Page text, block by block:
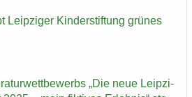
Leip­zi­ger Kin­der­stif­tung grü­nes
„Die neue Leip­zi­